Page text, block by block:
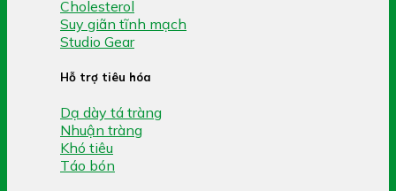
Cholesterol
Suy giãn tĩnh mạch
Studio Gear
Hỗ trợ tiêu hóa
Dạ dày tá tràng
Nhuận tràng
Khó tiêu
Táo bón